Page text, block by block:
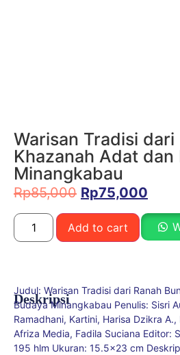
Warisan Tradisi dari
Khazanah Adat dan
Minangkabau
Rp85,000 Rp75,000
Add to cart
Deskripsi
Judul: Warisan Tradisi dari Ranah
Budaya Minangkabau Penulis: Sisri
Ramadhani, Kartini, Harisa Dzikra
Afriza Media, Fadila Suciana Editor:
195 hlm Ukuran: 15.5×23 cm